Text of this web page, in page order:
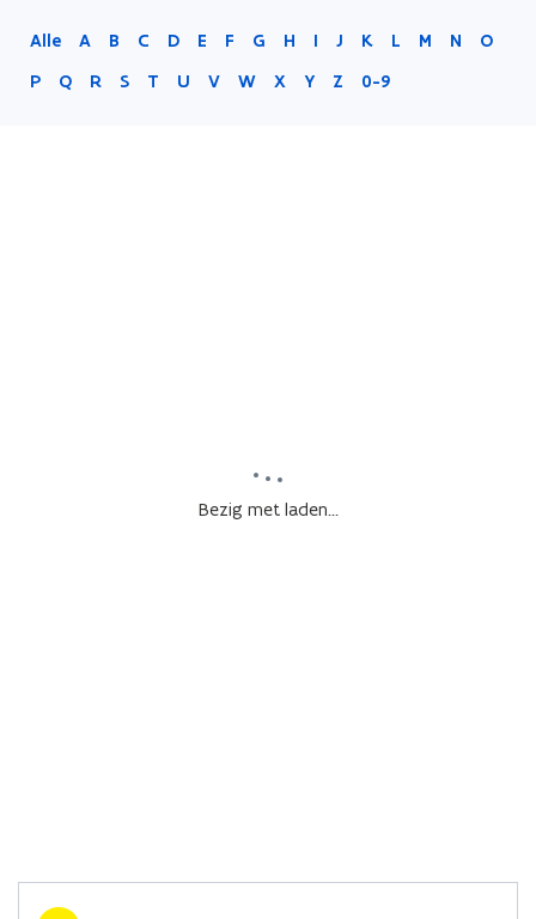
Alle A B C D E F G H I J K L M N
O
P
Q R S T U V W X Y Z 0-9
Bezig met laden...